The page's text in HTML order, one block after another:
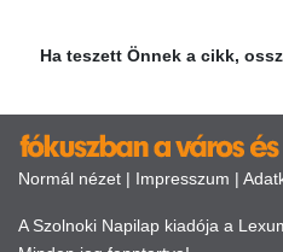
Ha teszett Önnek a cikk,
Normál nézet | Impresszum |
A Szolnoki Napilap kiadója a